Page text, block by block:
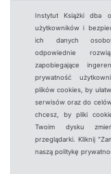
Instytut Książki dba
użytkowników i
ich danych
odpowiednie
zapobiegające
prywatność
plików cookies, by
serwisów oraz do
chcesz, by pliki
Twoim dysku
przeglądarki. Kliknij
naszą politykę